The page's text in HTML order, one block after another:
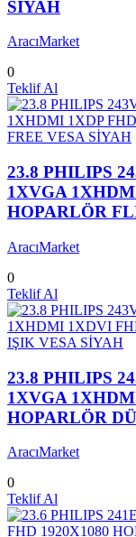
SİYAH
AracıMarket
0
Teklif Al
23.8 PHILIPS
1XVGA
HOPARLÖR
AracıMarket
0
Teklif Al
23.8 PHILIPS
1XVGA
HOPARLÖR
AracıMarket
0
Teklif Al